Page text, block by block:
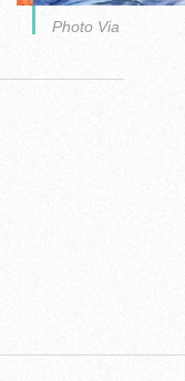
Photo Via